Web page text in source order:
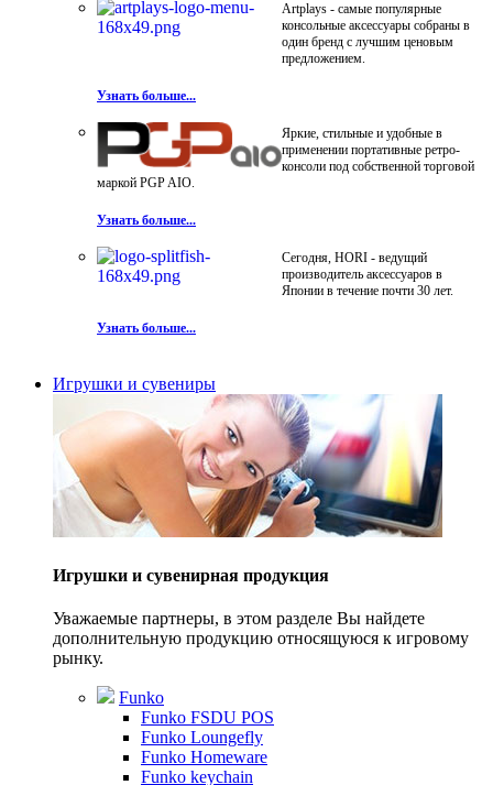
Artplays - самые популярные
консольные аксессуары собраны в
один бренд с лучшим ценовым
предложением.
Узнать больше...
Яркие, стильные и удобные в
применении портативные ретро-
консоли под собственной торговой
маркой PGP AIO.
Узнать больше...
Сегодня, HORI - ведущий
производитель аксессуаров в
Японии в течение почти 30 лет.
Узнать больше...
Игрушки и сувениры
Игрушки и сувенирная продукция
Уважаемые партнеры, в этом разделе Вы найдете
дополнительную продукцию относящуюся к игровому
рынку.
Funko
Funko FSDU POS
Funko Loungefly
Funko Homeware
Funko keychain